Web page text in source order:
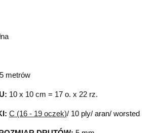
metrów
10 x 10 cm = 17 o. x 22 rz.
C (16 - 19 oczek)/ 10 ply/ aran/ worsted